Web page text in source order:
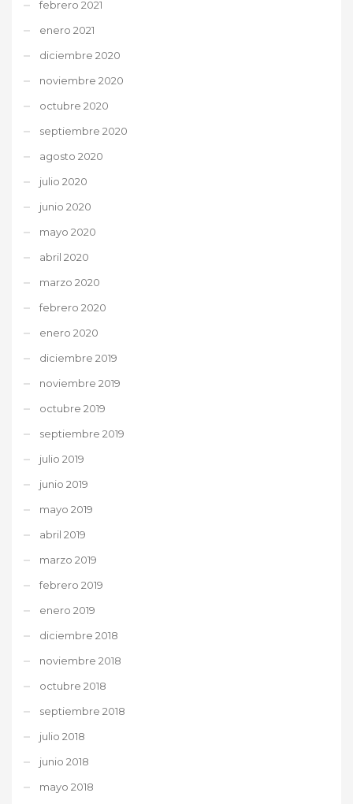
febrero 2021
enero 2021
diciembre 2020
noviembre 2020
octubre 2020
septiembre 2020
agosto 2020
julio 2020
junio 2020
mayo 2020
abril 2020
marzo 2020
febrero 2020
enero 2020
diciembre 2019
noviembre 2019
octubre 2019
septiembre 2019
julio 2019
junio 2019
mayo 2019
abril 2019
marzo 2019
febrero 2019
enero 2019
diciembre 2018
noviembre 2018
octubre 2018
septiembre 2018
julio 2018
junio 2018
mayo 2018